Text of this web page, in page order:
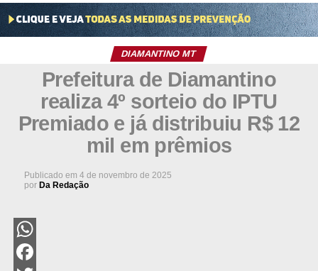
DIAMANTINO MT
Prefeitura de Diamantino
realiza 4º sorteio do IPTU
Premiado e já distribuiu R$ 12
mil em prêmios
Publicado em 4 de novembro de 2025
por Da Redação
WhatsApp